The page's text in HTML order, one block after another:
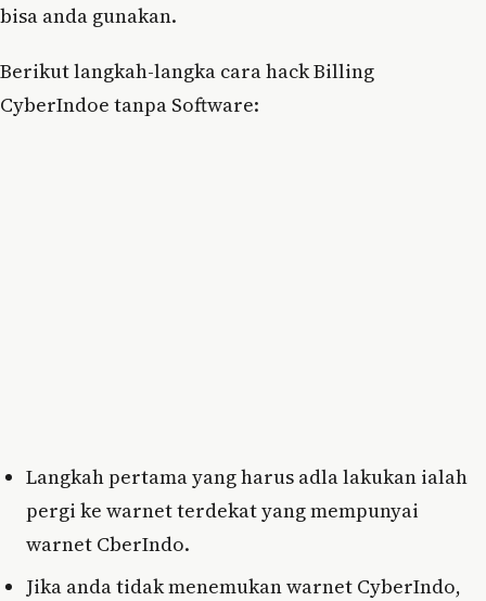
bisa anda gunakan.
Berikut langkah-langka cara hack Billing
CyberIndoe tanpa Software:
Langkah pertama yang harus adla lakukan ialah
pergi ke warnet terdekat yang mempunyai
warnet CberIndo.
Jika anda tidak menemukan warnet CyberIndo,